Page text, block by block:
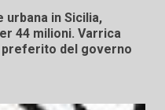
urbana in Sicilia,
44 milioni. Varrica
preferito del governo